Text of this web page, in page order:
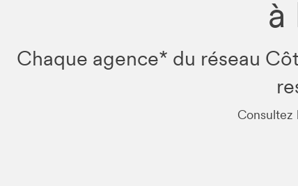
à
Chaque agence* du réseau
Consultez